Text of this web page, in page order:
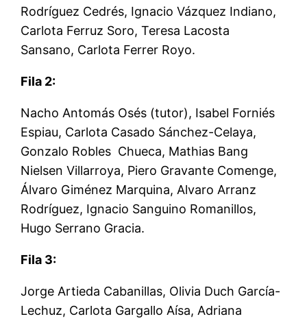
Rodríguez Cedrés, Ignacio Vázquez Indiano,
Carlota Ferruz Soro, Teresa Lacosta
Sansano, Carlota Ferrer Royo.
Fila 2:
Nacho Antomás Osés (tutor), Isabel Forniés
Espiau, Carlota Casado Sánchez-Celaya,
Gonzalo Robles Chueca, Mathias Bang
Nielsen Villarroya, Piero Gravante Comenge,
Álvaro Giménez Marquina, Alvaro Arranz
Rodríguez, Ignacio Sanguino Romanillos,
Hugo Serrano Gracia.
Fila 3:
Jorge Artieda Cabanillas, Olivia Duch García-
Lechuz, Carlota Gargallo Aísa, Adriana